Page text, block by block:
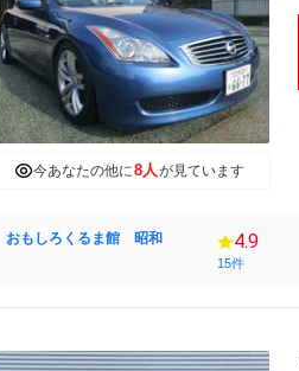
今あなたの他に8人 が見ています
おもしろくるま館 昭和 4.9
15件